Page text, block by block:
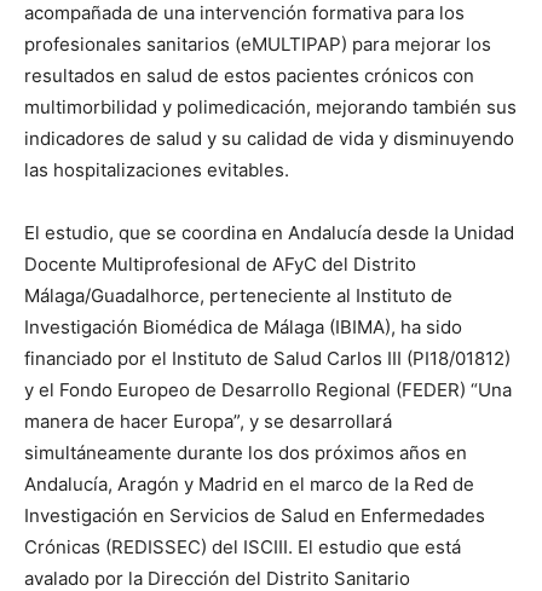
acompañada de una intervención formativa para los
profesionales sanitarios (eMULTIPAP) para mejorar los
resultados en salud de estos pacientes crónicos con
multimorbilidad y polimedicación, mejorando también sus
indicadores de salud y su calidad de vida y disminuyendo
las hospitalizaciones evitables.
El estudio, que se coordina en Andalucía desde la Unidad
Docente Multiprofesional de AFyC del Distrito
Málaga/Guadalhorce, perteneciente al Instituto de
Investigación Biomédica de Málaga (IBIMA), ha sido
financiado por el Instituto de Salud Carlos III (PI18/01812)
y el Fondo Europeo de Desarrollo Regional (FEDER) “Una
manera de hacer Europa”, y se desarrollará
simultáneamente durante los dos próximos años en
Andalucía, Aragón y Madrid en el marco de la Red de
Investigación en Servicios de Salud en Enfermedades
Crónicas (REDISSEC) del ISCIII. El estudio que está
avalado por la Dirección del Distrito Sanitario